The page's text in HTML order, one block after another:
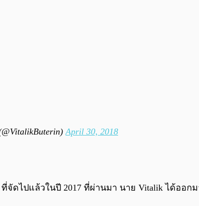
April 30, 2018
ที่จัดไปแล้วในปี 2017 ที่ผ่านมา นาย Vitalik ได้อ